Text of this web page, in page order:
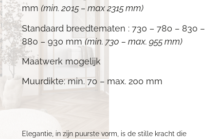
mm (min. 2015 – max 2315 mm)
Standaard breedtematen : 730 – 780 – 830 –
880 – 930 mm(min. 730 – max. 955 mm)
Maatwerk mogelijk
Muurdikte: min. 70 – max. 200 mm
Elegantie, in zijn puurste vorm, is de stille kracht die